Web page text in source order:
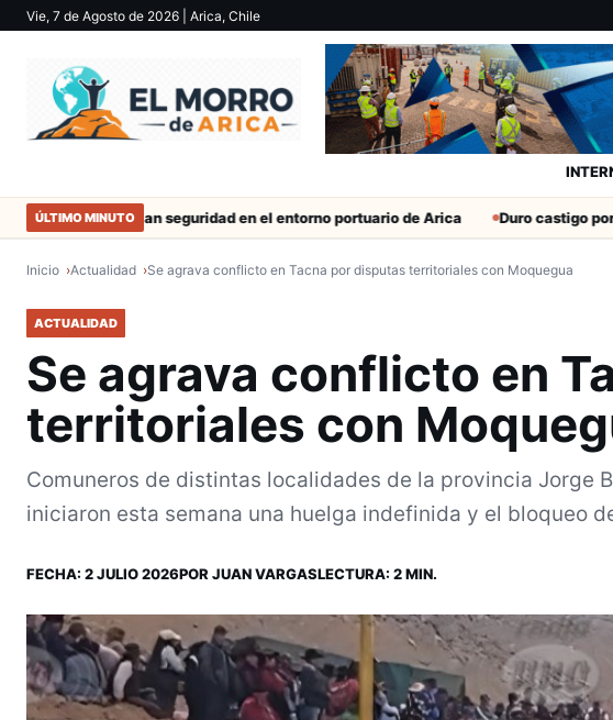
Vie, 7 de Agosto de 2026 | Arica, Chile
ÚLTIMO MINUTO
Refuerzan seguridad en el entorno portuario de Arica Duro castigo por la
Inicio Actualidad Se agrava conflicto en Tacna por disputas territoriales con Moquegua
ACTUALIDAD
Se agrava conflicto en
territoriales con
Comuneros de distintas localidades de la provincia Jorge
iniciaron esta semana una huelga indefinida y el bloqueo
FECHA: 2 JULIO 2026POR JUAN VARGASLECTURA: 2 MIN.